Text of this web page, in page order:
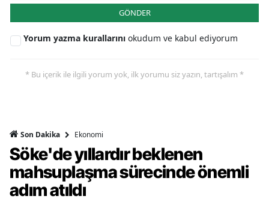
GÖNDER
Yorum yazma kurallarını okudum ve kabul ediyorum
* Bu içerik ile ilgili yorum yok, ilk yorumu siz yazın, tartışalım *
Son Dakika Ekonomi
Söke'de yıllardır beklenen
mahsuplaşma sürecinde önemli
adım atıldı